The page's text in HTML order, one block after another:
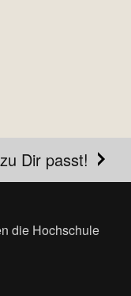
Dir passt!
die Hochschule